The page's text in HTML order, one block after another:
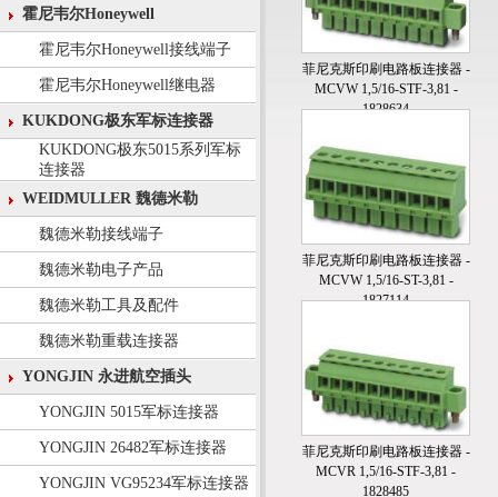
霍尼韦尔Honeywell
霍尼韦尔Honeywell接线端子
霍尼韦尔Honeywell继电器
KUKDONG极东军标连接器
KUKDONG极东5015系列军标
连接器
WEIDMULLER 魏德米勒
魏德米勒接线端子
魏德米勒电子产品
魏德米勒工具及配件
魏德米勒重载连接器
YONGJIN 永进航空插头
YONGJIN 5015军标连接器
YONGJIN 26482军标连接器
YONGJIN VG95234军标连接器
菲尼克斯印刷电路板连接器 -
MCVW 1,5/16-STF-3,81 -
1828634
菲尼克斯印刷电路板连接器 -
MCVW 1,5/16-ST-3,81 -
1827114
菲尼克斯印刷电路板连接器 -
MCVR 1,5/16-STF-3,81 -
1828485